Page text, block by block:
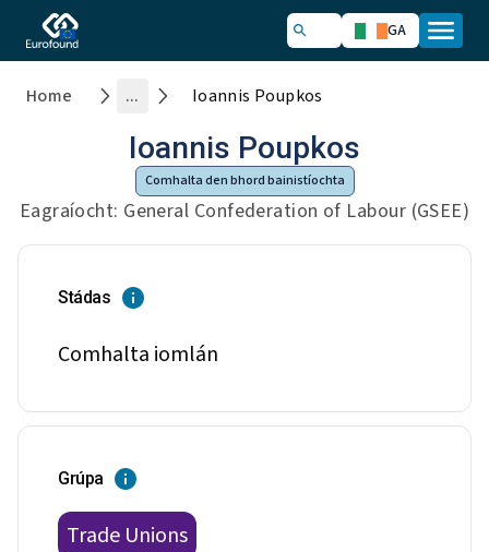
GA
Home ... Ioannis Poupkos
Comhalta den bhord bainistíochta
Ioannis Poupkos
Eagraíocht: General Confederation of Labour (GSEE)
Stádas
Comhalta iomlán
Grúpa
Trade Unions